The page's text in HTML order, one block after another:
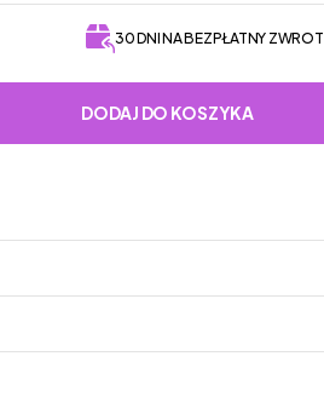
30 DNI NA BEZPŁATNY ZWROT
DODAJ DO KOSZYKA